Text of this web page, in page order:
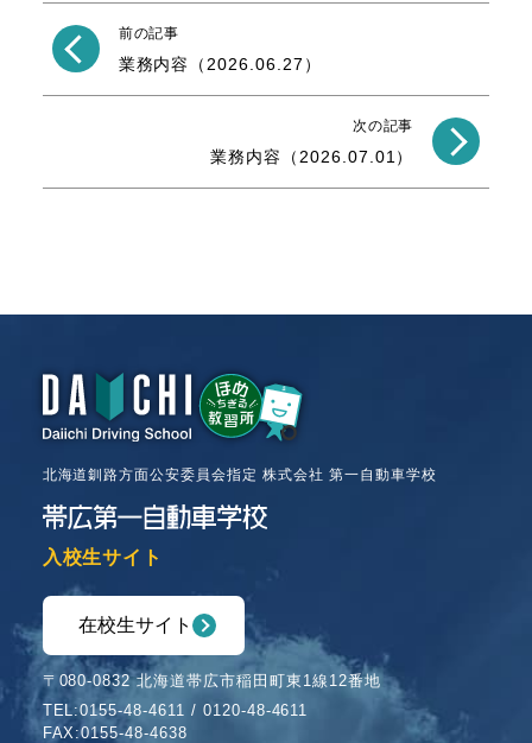
前の記事
業務内容（2026.06.27）
次の記事
業務内容（2026.07.01）
北海道釧路方面公安委員会指定 株式会社 第一自動車学校
入校生サイト
在校生サイト
〒080-0832 北海道帯広市稲田町東1線12番地
TEL:0155-48-4611 / 0120-48-4611
FAX:0155-48-4638